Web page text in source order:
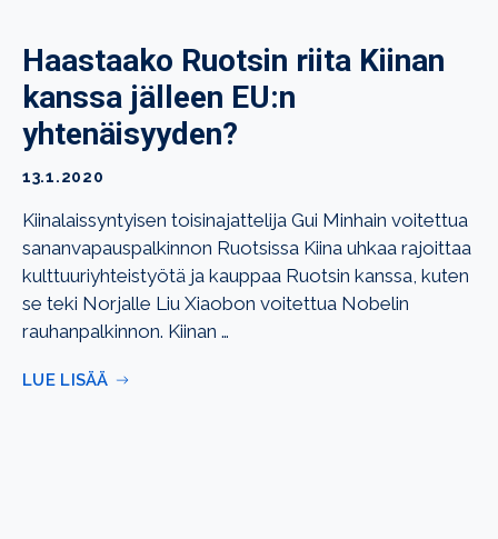
Haastaako Ruotsin riita Kiinan
kanssa jälleen EU:n
yhtenäisyyden?
13.1.2020
Kiinalaissyntyisen toisinajattelija Gui Minhain voitettua
sananvapauspalkinnon Ruotsissa Kiina uhkaa rajoittaa
kulttuuriyhteistyötä ja kauppaa Ruotsin kanssa, kuten
se teki Norjalle Liu Xiaobon voitettua Nobelin
rauhanpalkinnon. Kiinan …
LUE LISÄÄ